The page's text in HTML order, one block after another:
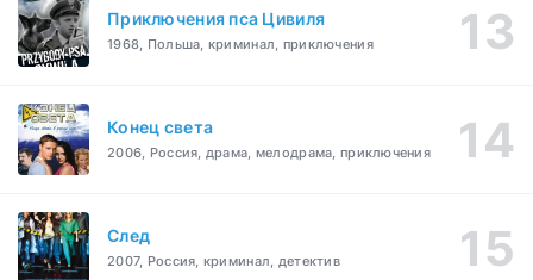
Приключения пса Цивиля
1968, Польша, криминал, приключения
Конец света
2006, Россия, драма, мелодрама, приключения
След
2007, Россия, криминал, детектив